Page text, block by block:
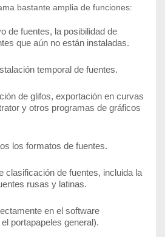
bastante amplia de funciones:
de fuentes, la posibilidad de
que aún no están instaladas.
temporal de fuentes.
de glifos, exportación en curvas
y otros programas de gráficos
los formatos de fuentes.
clasificación de fuentes, incluida la
rusas y latinas.
en el software
portapapeles general).